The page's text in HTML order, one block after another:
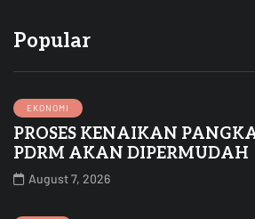
Popular
EKONOMI
PROSES KENAIKAN
PDRM AKAN DIPERMUDAH
August 7, 2026